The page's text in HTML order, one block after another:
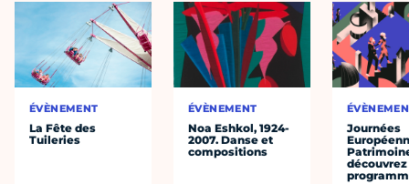
ÉVÈNEMENT
La Fête des
Tuileries
ÉVÈNEMENT
Noa Eshkol, 1924-
2007. Danse et
compositions
Journées